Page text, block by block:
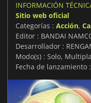
INFORMACIÓN
Sitio web oficial
Categorías : Acción,
Editor : BANDAI
Desarrollador :
Modo(s) : Solo,
Fecha de lanzamiento